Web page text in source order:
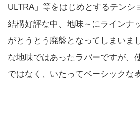
ULTRA」等をはじめとするテンシ
結構好評な中、地味～にラインナ
がとうとう廃盤となってしまい
な地味ではあったラバーですが、
ではなく、いたってベーシックな